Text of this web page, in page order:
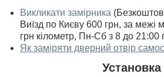
Викликати замірника
Виїзд по Києву 600 грн, за межі
грн кілометр, Пн-Сб з 8 до 21:00
Як заміряти дверний отвір
Установка